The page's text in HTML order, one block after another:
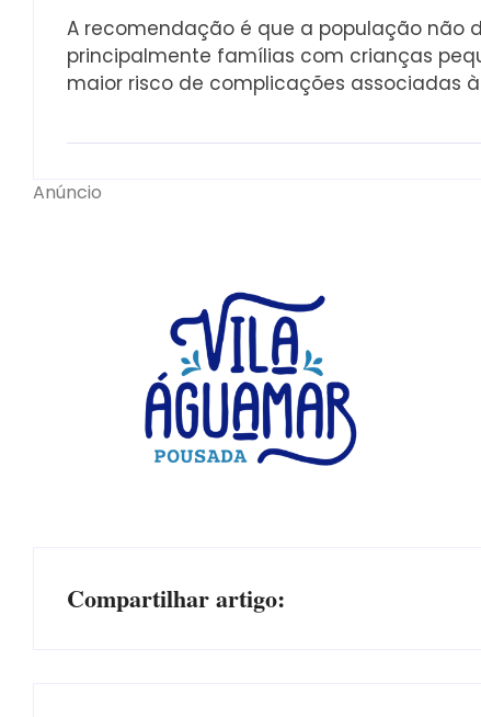
A recomendação é que a população não
principalmente famílias com crianças
maior risco de complicações associadas
Anúncio
Compartilhar artigo: